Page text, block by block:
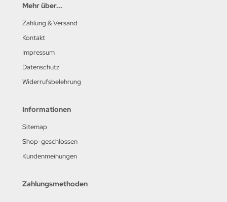
Mehr über...
Zahlung & Versand
Kontakt
Impressum
Datenschutz
Widerrufsbelehrung
Informationen
Sitemap
Shop-geschlossen
Kundenmeinungen
Zahlungsmethoden